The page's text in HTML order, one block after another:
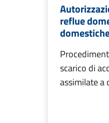
reflue
scarico di
assimilate a